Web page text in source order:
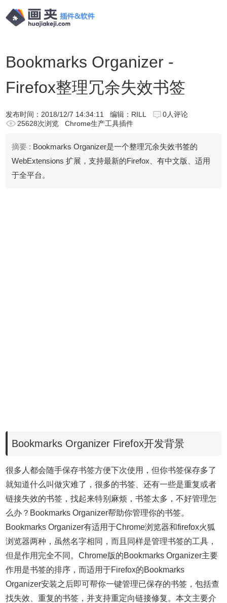
Bookmarks Organizer -
Firefox整理冗余失效书签
发布时间： 2018/12/7 14:34:11 编辑：RILL
0人评论
25628次浏览
Chrome生产工具插件
摘要 : Bookmarks Organizer是一个整理冗余失效书签的
WebExtensions 扩展，支持最新的Firefox、有中文版、适用
于全平台。
Bookmarks Organizer Firefox开发背景
很多人都会随手保存书签方便下次使用，但你书签保存多了
就知道什么叫做灾难了，很多的书签、还有一些是重复或者
链接失效的书签，找起来特别麻烦，书签太多，不好管理怎
么办？Bookmarks Organizer帮助你管理你的书签。
Bookmarks Organizer有适用于Chrome浏览器和firefox火狐
浏览器两种，虽然名字相同，而且同样是管理书签的工具，
但是作用完全不同。Chrome版的Bookmarks Organizer主要
作用是书签的排序，而适用于Firefox的Bookmarks
Organizer安装之后即可帮你一键管理已保存的书签，包括查
找失效、重复的书签，并支持重定向链接修复。本文主要介